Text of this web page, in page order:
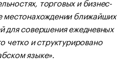
местонахождении ближайших
для совершения ежедневных
четко и структурировано
языке».